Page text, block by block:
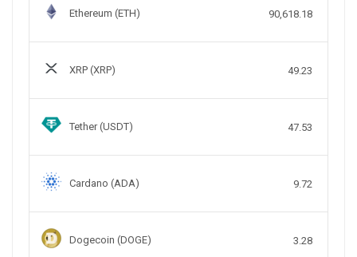
Ethereum (ETH) 90,618.18
XRP (XRP) 49.23
Tether (USDT) 47.53
Cardano (ADA) 9.72
Dogecoin (DOGE) 3.28